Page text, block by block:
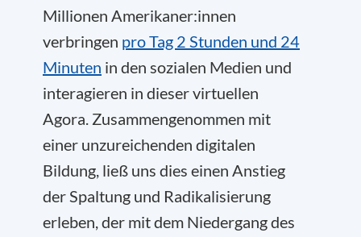
Millionen Amerikaner:innen
verbringen pro Tag 2 Stunden und 24
Minuten in den sozialen Medien und
interagieren in dieser virtuellen
Agora. Zusammengenommen mit
einer unzureichenden digitalen
Bildung, ließ uns dies einen Anstieg
der Spaltung und Radikalisierung
erleben, der mit dem Niedergang des